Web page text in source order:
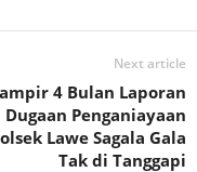
Next article
4 Bulan Laporan
Dugaan Penganiayaan
Lawe Sagala Gala
Tak di Tanggapi